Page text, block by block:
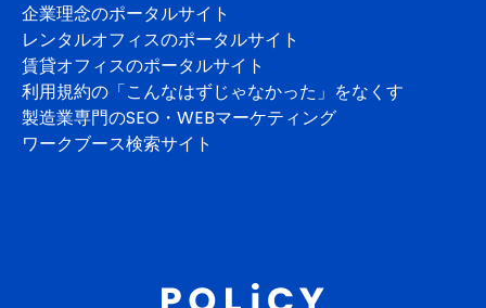
企業理念のポータルサイト
レンタルオフィスのポータルサイト
賃貸オフィスのポータルサイト
利用規約の「こんなはずじゃなかった」をなくす
製造業専門のSEO・WEBマーケティング
ワークブース検索サイト